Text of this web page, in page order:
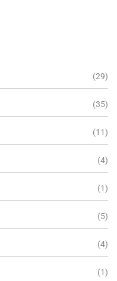
(29)
(35)
(11)
(4)
(1)
(5)
(4)
(1)